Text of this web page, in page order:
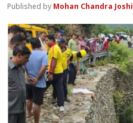
Mohan Chandra Joshi